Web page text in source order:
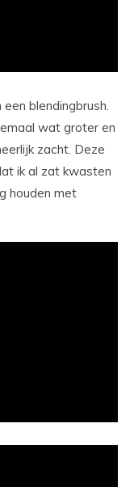
blendingbrush.
wat groter en
zacht. Deze
ik al zat kwasten
houden met